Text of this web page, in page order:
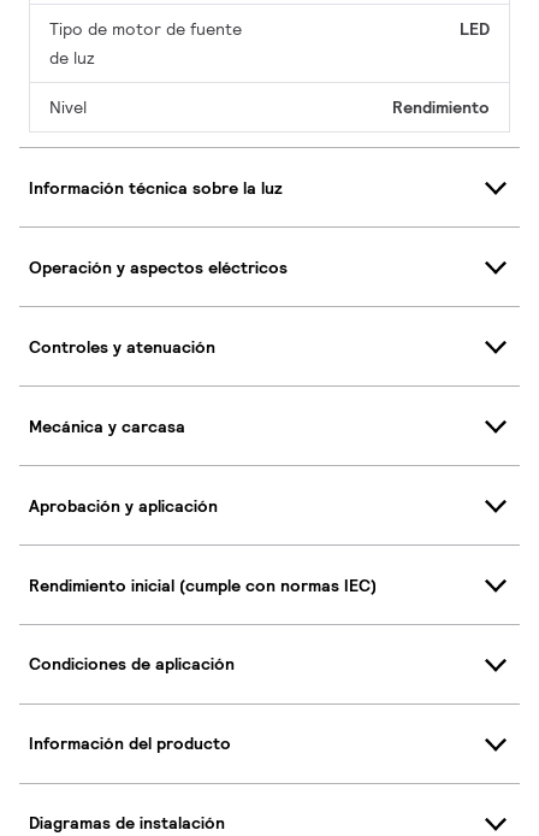
Tipo de motor de fuente
de luz
LED
Nivel Rendimiento
Información técnica sobre la luz
Operación y aspectos eléctricos
Controles y atenuación
Mecánica y carcasa
Aprobación y aplicación
Rendimiento inicial (cumple con normas IEC)
Condiciones de aplicación
Información del producto
Diagramas de instalación